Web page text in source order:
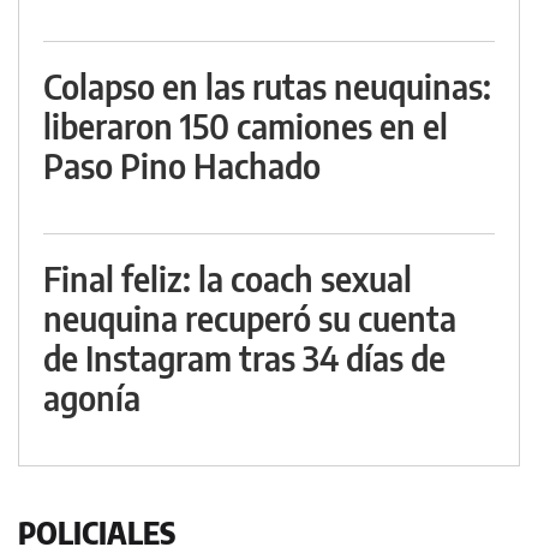
Colapso en las rutas neuquinas:
liberaron 150 camiones en el
Paso Pino Hachado
Final feliz: la coach sexual
neuquina recuperó su cuenta
de Instagram tras 34 días de
agonía
POLICIALES